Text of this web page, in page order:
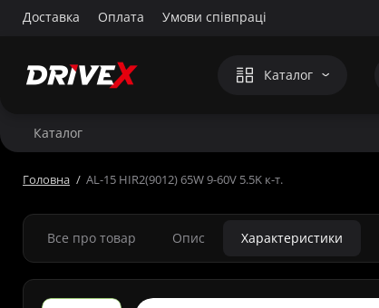
Доставка Оплата Умови співпраці
Каталог
Каталог
Головна AL-15 HIR2(9012) 65W 9-60V 5.5K к-т.
Все про товар Опис Характеристики